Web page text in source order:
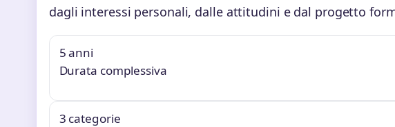
dagli interessi personali, dalle attitudini e dal progetto
5 anni
Durata complessiva
3 categorie